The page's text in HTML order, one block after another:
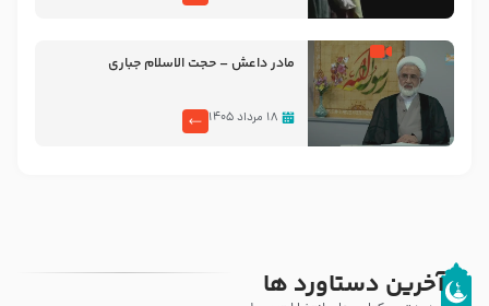
مادر داعش – حجت الاسلام جباری
۱۸ مرداد ۱۴۰۵
آخرین دستاورد ها